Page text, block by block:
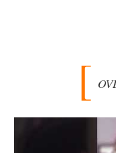
Die Gesellschaft ist
nicht mehr
Russische Blockade
Hat Roskomnadzor
im russischen Intranet